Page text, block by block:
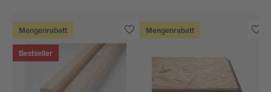
Mengenrabatt
Bestseller
Mengenrabatt